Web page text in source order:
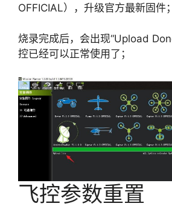
OFFICIAL），升级官方最新固件；
烧录完成后，会出现“Upload
控已经可以正常使用了；
飞控参数重置